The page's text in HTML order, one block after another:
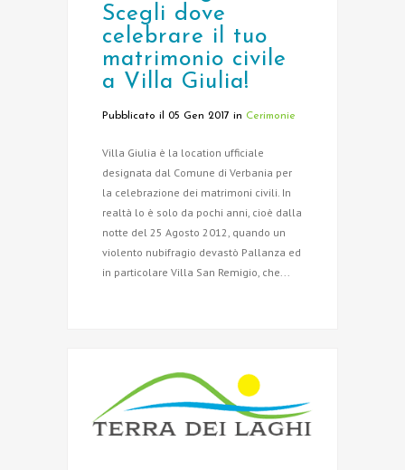
Scegli dove
celebrare il tuo
matrimonio civile
a Villa Giulia!
Pubblicato il 05 Gen 2017 in Cerimonie
Villa Giulia è la location ufficiale
designata dal Comune di Verbania per
la celebrazione dei matrimoni civili. In
realtà lo è solo da pochi anni, cioè dalla
notte del 25 Agosto 2012, quando un
violento nubifragio devastò Pallanza ed
in particolare Villa San Remigio, che...